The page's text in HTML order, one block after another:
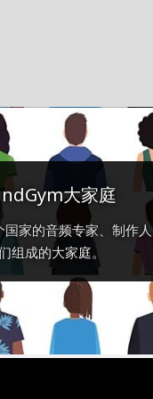
大家庭
家的音频专家、制作人
组成的大家庭。